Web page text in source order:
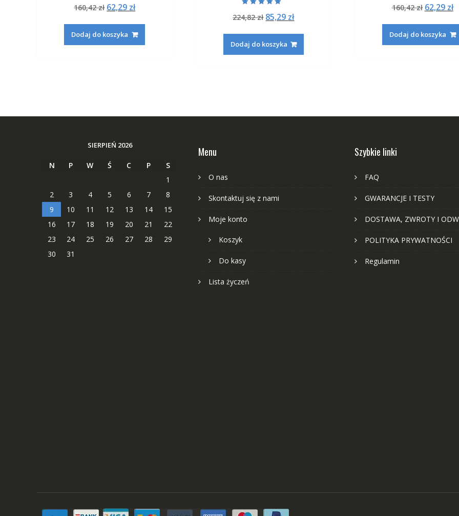
5.00
na 5
160,42zł Pierwotna
wynosiła:
160,42 zł.
62,29 złAktualna
62,29 zł.
Dodaj do koszyka
5.00
na 5
224,82zł Pierwotna
wynosiła:
224,82 zł.
85,29 złAktualna
85,29 zł.
Dodaj do koszyka
4.50
na 5
160,42zł
wynosiła:
160,42 zł.
62,29 zł
Dodaj do koszyka
SIERPIEŃ 2026
N P W Ś C P
S
1
2
3 4 5 6 7
8
9
10 11 12 13 14
15
16
17 18 19 20 21
22
23
24 25 26 27 28
29
30
31
Menu
O nas
Skontaktuj się z nami
Moje konto
Koszyk
Do kasy
Lista życzeń
Szybkie linki
FAQ
GWARANCJE I TESTY
DOSTAWA, ZWROTY I
POLITYKA PRYWATNOŚCI
Regulamin